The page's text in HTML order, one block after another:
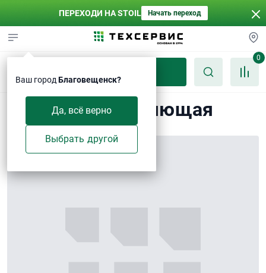
ПЕРЕХОДИ НА STOIL Начать переход
Ваш город Благовещенск?
Да, всё верно
Выбрать другой
0
Втулка направляющая